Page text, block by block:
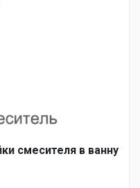
смесителя в ванну